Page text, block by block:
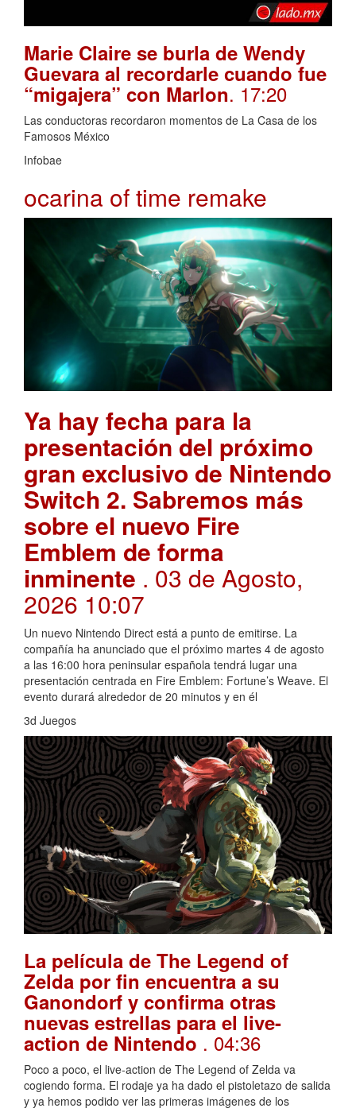
Marie Claire se burla de Wendy
Guevara al recordarle cuando fue
“migajera” con Marlon. 17:20
Las conductoras recordaron momentos de La Casa de los
Famosos México
Infobae
ocarina of time remake
Ya hay fecha para la
presentación del próximo
gran exclusivo de Nintendo
Switch 2. Sabremos más
sobre el nuevo Fire
Emblem de forma
inminente . 03 de Agosto,
2026 10:07
Un nuevo Nintendo Direct está a punto de emitirse. La
compañía ha anunciado que el próximo martes 4 de agosto
a las 16:00 hora peninsular española tendrá lugar una
presentación centrada en Fire Emblem: Fortune’s Weave. El
evento durará alrededor de 20 minutos y en él
3d Juegos
La película de The Legend of
Zelda por fin encuentra a su
Ganondorf y confirma otras
nuevas estrellas para el live-
action de Nintendo . 04:36
Poco a poco, el live-action de The Legend of Zelda va
cogiendo forma. El rodaje ya ha dado el pistoletazo de salida
y ya hemos podido ver las primeras imágenes de los